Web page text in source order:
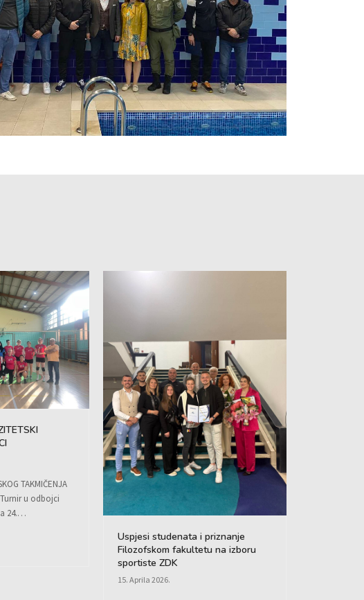
TAKMIČENJA
u odbojci
24.…
Uspjesi studenata i priznanje
Filozofskom fakultetu na izboru
sportiste ZDK
15. Aprila 2026.